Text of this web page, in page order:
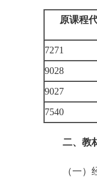
原课程
7271
9028
9027
7540
二、教
（一）经